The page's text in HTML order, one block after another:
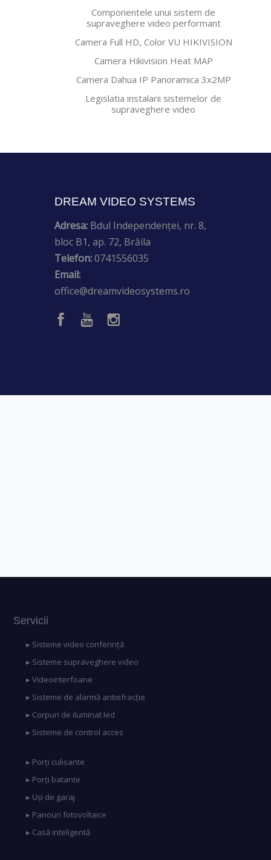
Componentele unui sistem de
supraveghere video performant
Camera Full HD, Color VU HIKIVISION
Camera Hikivision Heat MAP
Camera Dahua IP Panoramica 3x2MP
Legislatia instalarii sistemelor de
supraveghere video
DREAM VIDEO SYSTEMS
Adresa:Bdul Independenței, nr. 8,
bloc B1, ap. 72, Brăila
Telefon: 0741556035
Email:
office@dreamvideosystems.ro
Servicii
▸ Sisteme video conferință
▸ Sisteme supraveghere video
▸ Videointerfoane
▸ Sisteme de alarmă antiefracție
▸ Corpuri de iluminat led
▸ Sisteme de control acces
▸ Porți culisante
▸ Porți batante
▸ Uși de garaj
▸ Panouri fotovoltaice
▸ Casă inteligentă